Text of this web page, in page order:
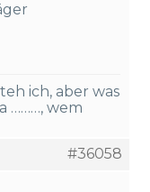
ich, aber was
………, wem
#36058